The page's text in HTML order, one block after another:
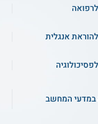
אנגלית
במדעי המחשב